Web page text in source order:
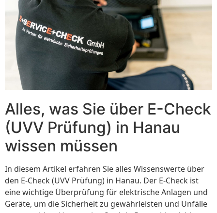
Alles, was Sie über E-Check
(UVV Prüfung) in Hanau
wissen müssen
In diesem Artikel erfahren Sie alles Wissenswerte über
den E-Check (UVV Prüfung) in Hanau. Der E-Check ist
eine wichtige Überprüfung für elektrische Anlagen und
Geräte, um die Sicherheit zu gewährleisten und Unfälle